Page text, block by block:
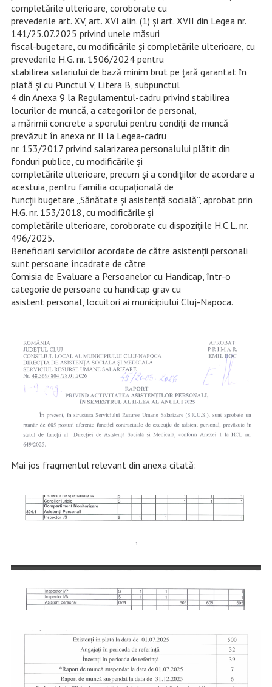
completările ulterioare, coroborate cu
prevederile art. XV, art. XVI alin. (1) şi art. XVII din Legea nr.
141/25.07.2025 privind unele măsuri
fiscal-bugetare, cu modificările și completările ulterioare, cu
prevederile H.G. nr. 1506/2024 pentru
stabilirea salariului de bază minim brut pe ţară garantat în
plată şi cu Punctul V, Litera B, subpunctul
4 din Anexa 9 la Regulamentul-cadru privind stabilirea
locurilor de muncă, a categoriilor de personal,
a mărimii concrete a sporului pentru condiţii de muncă
prevăzut în anexa nr. II la Legea-cadru
nr. 153/2017 privind salarizarea personalului plătit din
fonduri publice, cu modificările şi
completările ulterioare, precum şi a condiţiilor de acordare a
acestuia, pentru familia ocupațională de
funcţii bugetare „Sănătate şi asistență socială”, aprobat prin
H.G. nr. 153/2018, cu modificările şi
completările ulterioare, coroborate cu dispozițiile H.C.L. nr.
496/2025.
Beneficiarii serviciilor acordate de către asistenții personali
sunt persoane încadrate de către
Comisia de Evaluare a Persoanelor cu Handicap, într-o
categorie de persoane cu handicap grav cu
asistent personal, locuitori ai municipiului Cluj-Napоса.
Mai jos fragmentul relevant din anexa citată: